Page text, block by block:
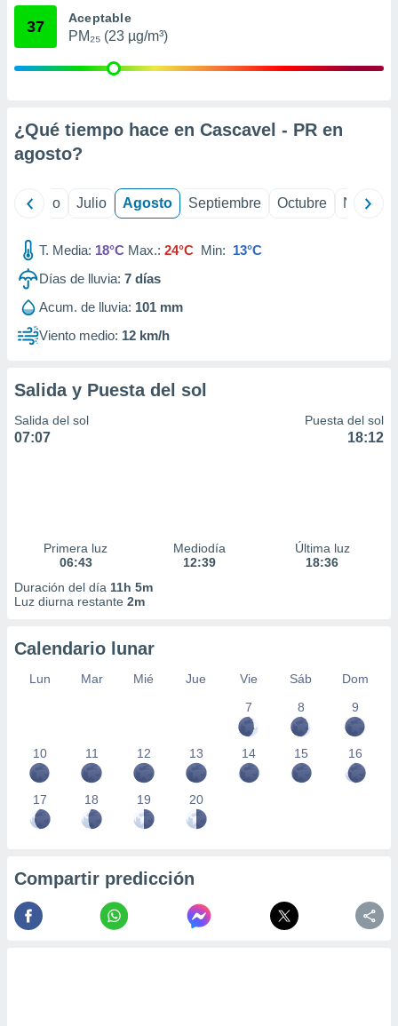
publicidad
1199
37 Aceptable
PM₂₅ (23 µg/m³)
¿Qué tiempo hace en Cascavel - PR en
agosto?
Junio Julio Agosto Septiembre Octubre
T. Media: 18°C Max.: 24°C Min: 13°C
Días de lluvia: 7 días
Acum. de lluvia: 101 mm
Viento medio: 12 km/h
Salida y Puesta del sol
Salida del sol
07:07
Puesta del sol
18:12
Primera luz
06:43
Mediodía
12:39
Última luz
18:36
Duración del día 11h 5m
Luz diurna restante 2m
Calendario lunar
Lun Mar Mié Jue Vie Sáb
Dom
7
8 9
10 11 12 13 14 15 16
17 18 19 20
Compartir predicción